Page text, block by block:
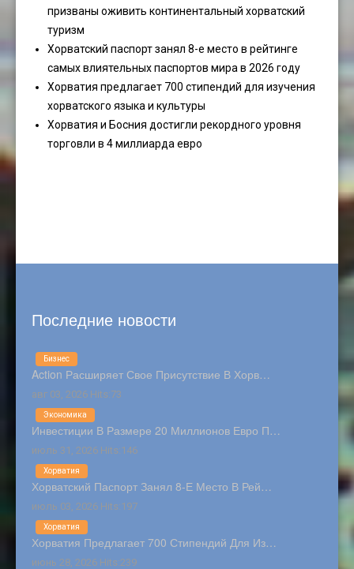
призваны оживить континентальный хорватский
туризм
Хорватский паспорт занял 8-е место в рейтинге
самых влиятельных паспортов мира в 2026 году
Хорватия предлагает 700 стипендий для изучения
хорватского языка и культуры
Хорватия и Босния достигли рекордного уровня
торговли в 4 миллиарда евро
Последние новости
Action Расширяет Свое Присутствие В Хорв…
авг 03, 2026 Hits:73
Бизнес
Инвестиции В Размере 20 Миллионов Евро П…
июль 31, 2026 Hits:146
Экономика
Хорватский Паспорт Занял 8-Е Место В Рей…
июль 03, 2026 Hits:197
Хорватия
Хорватия Предлагает 700 Стипендий Для Из…
июнь 28, 2026 Hits:239
Хорватия